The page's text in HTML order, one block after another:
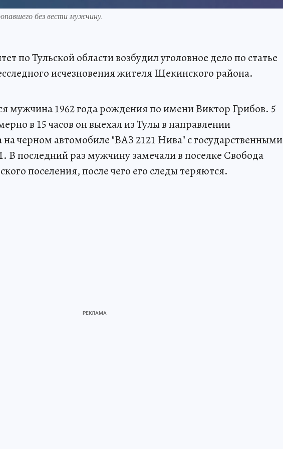
без вести мужчину.
по Тульской области возбудил уголовное дело по статье
исчезновения жителя Щекинского района.
мужчина 1962 года рождения по имени Виктор Грибов. 5
в 15 часов он выехал из Тулы в направлении
черном автомобиле "ВАЗ 2121 Нива" с государственными
последний раз мужчину замечали в поселке Свобода
поселения, после чего его следы теряются.